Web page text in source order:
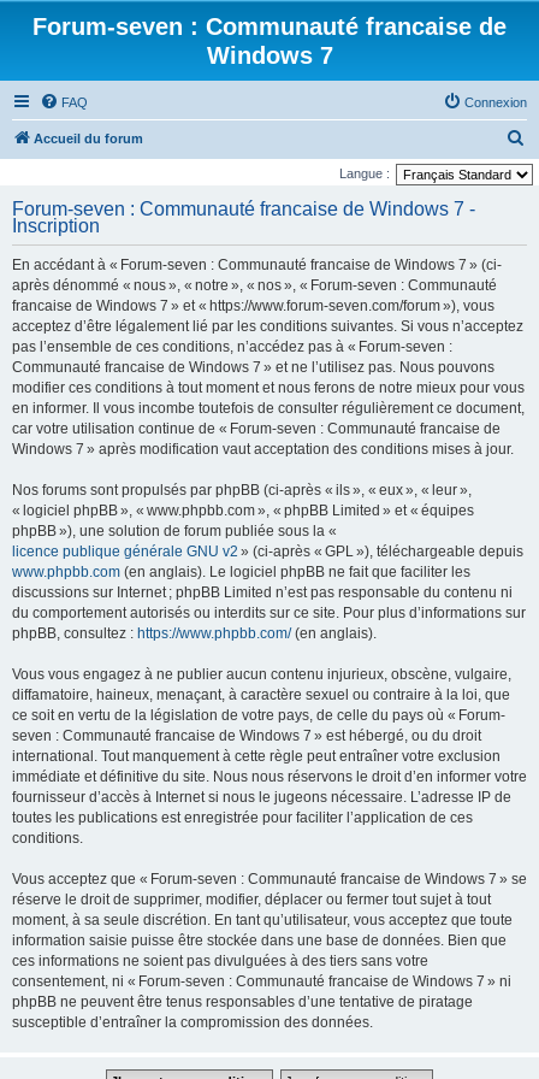
Forum-seven : Communauté francaise de
Windows 7
FAQ Connexion
Accueil du forum
e
Langue :
Forum-seven : Communauté francaise de Windows 7 -
Inscription
En accédant à « Forum-seven : Communauté francaise de Windows 7 » (ci-
après dénommé « nous », « notre », « nos », « Forum-seven : Communauté
francaise de Windows 7 » et « https://www.forum-seven.com/forum »), vous
acceptez d’être légalement lié par les conditions suivantes. Si vous n’acceptez
pas l’ensemble de ces conditions, n’accédez pas à « Forum-seven :
Communauté francaise de Windows 7 » et ne l’utilisez pas. Nous pouvons
modifier ces conditions à tout moment et nous ferons de notre mieux pour vous
en informer. Il vous incombe toutefois de consulter régulièrement ce document,
car votre utilisation continue de « Forum-seven : Communauté francaise de
Windows 7 » après modification vaut acceptation des conditions mises à jour.
Nos forums sont propulsés par phpBB (ci-après « ils », « eux », « leur »,
« logiciel phpBB », « www.phpbb.com », « phpBB Limited » et « équipes
phpBB »), une solution de forum publiée sous la «
licence publique générale GNU v2 » (ci-après « GPL »), téléchargeable depuis
www.phpbb.com (en anglais). Le logiciel phpBB ne fait que faciliter les
discussions sur Internet ; phpBB Limited n’est pas responsable du contenu ni
du comportement autorisés ou interdits sur ce site. Pour plus d’informations sur
phpBB, consultez : https://www.phpbb.com/(en anglais).
Vous vous engagez à ne publier aucun contenu injurieux, obscène, vulgaire,
diffamatoire, haineux, menaçant, à caractère sexuel ou contraire à la loi, que
ce soit en vertu de la législation de votre pays, de celle du pays où « Forum-
seven : Communauté francaise de Windows 7 » est hébergé, ou du droit
international. Tout manquement à cette règle peut entraîner votre exclusion
immédiate et définitive du site. Nous nous réservons le droit d’en informer votre
fournisseur d’accès à Internet si nous le jugeons nécessaire. L’adresse IP de
toutes les publications est enregistrée pour faciliter l’application de ces
conditions.
Vous acceptez que « Forum-seven : Communauté francaise de Windows 7 » se
réserve le droit de supprimer, modifier, déplacer ou fermer tout sujet à tout
moment, à sa seule discrétion. En tant qu’utilisateur, vous acceptez que toute
information saisie puisse être stockée dans une base de données. Bien que
ces informations ne soient pas divulguées à des tiers sans votre
consentement, ni « Forum-seven : Communauté francaise de Windows 7 » ni
phpBB ne peuvent être tenus responsables d’une tentative de piratage
susceptible d’entraîner la compromission des données.